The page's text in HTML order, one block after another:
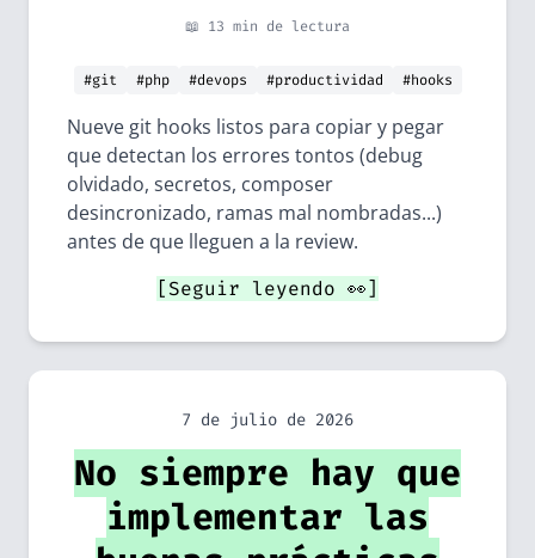
📖 13 min de lectura
#git #php #devops #productividad #hooks
Nueve git hooks listos para copiar y pegar
que detectan los errores tontos (debug
olvidado, secretos, composer
desincronizado, ramas mal nombradas...)
antes de que lleguen a la review.
[Seguir leyendo 👀]
7 de julio de 2026
No siempre hay que
implementar las